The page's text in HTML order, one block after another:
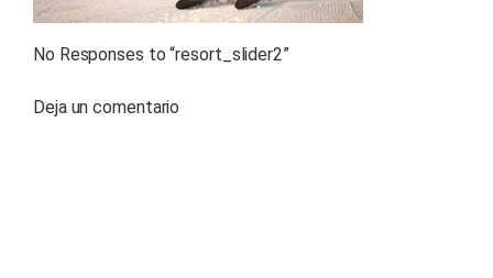
No Responses to “resort_slider2”
Deja un comentario